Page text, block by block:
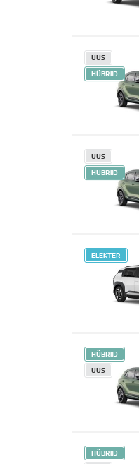
UUS
HÜBRIID
UUS
HÜBRIID
ELEKTER
HÜBRIID
UUS
HÜBRIID